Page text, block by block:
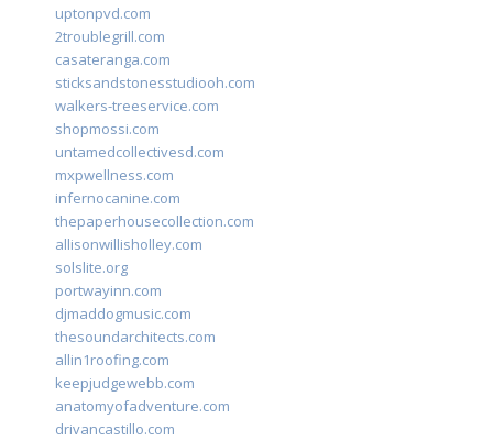
uptonpvd.com
2troublegrill.com
casateranga.com
sticksandstonesstudiooh.com
walkers-treeservice.com
shopmossi.com
untamedcollectivesd.com
mxpwellness.com
infernocanine.com
thepaperhousecollection.com
allisonwillisholley.com
solslite.org
portwayinn.com
djmaddogmusic.com
thesoundarchitects.com
allin1roofing.com
keepjudgewebb.com
anatomyofadventure.com
drivancastillo.com